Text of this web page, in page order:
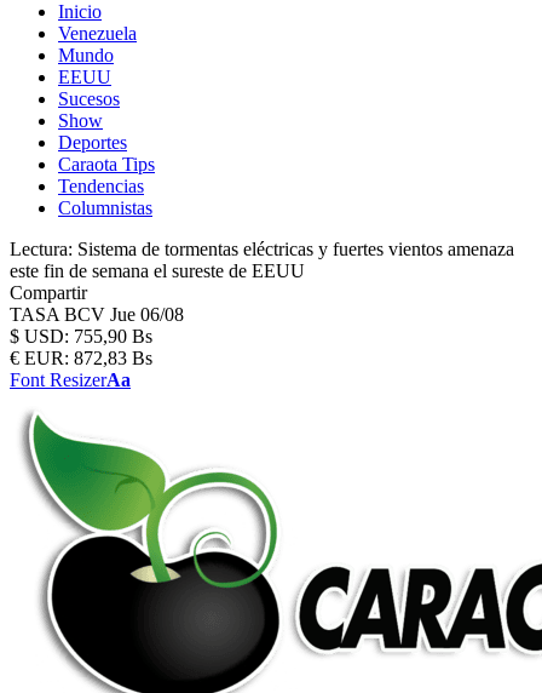
Inicio
Venezuela
Mundo
EEUU
Sucesos
Show
Deportes
Caraota Tips
Tendencias
Columnistas
Lectura: Sistema de tormentas eléctricas y fuertes vientos amenaza
este fin de semana el sureste de EEUU
Compartir
TASA BCV Jue 06/08
$ USD: 755,90 Bs
€ EUR: 872,83 Bs
Font ResizerAa